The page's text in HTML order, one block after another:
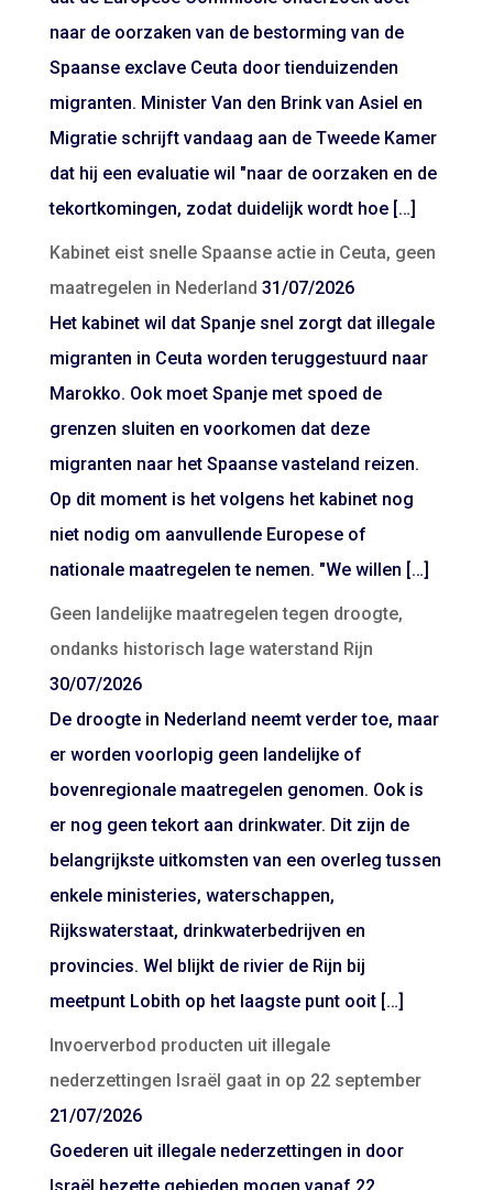
naar de oorzaken van de bestorming van de
Spaanse exclave Ceuta door tienduizenden
migranten. Minister Van den Brink van Asiel en
Migratie schrijft vandaag aan de Tweede Kamer
dat hij een evaluatie wil "naar de oorzaken en de
tekortkomingen, zodat duidelijk wordt hoe […]
Kabinet eist snelle Spaanse actie in Ceuta, geen
maatregelen in Nederland 31/07/2026
Het kabinet wil dat Spanje snel zorgt dat illegale
migranten in Ceuta worden teruggestuurd naar
Marokko. Ook moet Spanje met spoed de
grenzen sluiten en voorkomen dat deze
migranten naar het Spaanse vasteland reizen.
Op dit moment is het volgens het kabinet nog
niet nodig om aanvullende Europese of
nationale maatregelen te nemen. "We willen […]
Geen landelijke maatregelen tegen droogte,
ondanks historisch lage waterstand Rijn
30/07/2026
De droogte in Nederland neemt verder toe, maar
er worden voorlopig geen landelijke of
bovenregionale maatregelen genomen. Ook is
er nog geen tekort aan drinkwater. Dit zijn de
belangrijkste uitkomsten van een overleg tussen
enkele ministeries, waterschappen,
Rijkswaterstaat, drinkwaterbedrijven en
provincies. Wel blijkt de rivier de Rijn bij
meetpunt Lobith op het laagste punt ooit […]
Invoerverbod producten uit illegale
nederzettingen Israël gaat in op 22 september
21/07/2026
Goederen uit illegale nederzettingen in door
Israël bezette gebieden mogen vanaf 22